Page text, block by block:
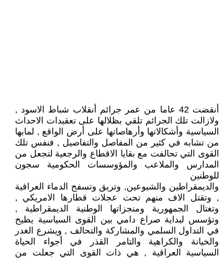
أنقضت 42 عاما من عمر جرائم أنقلاب شباط الاسود ,
ولازالت تلك الجرائم تلقي بظلالها على تعقيدات الاحداث
السياسية وأشكالاتها وأرهاصاتها على أرض الواقع , لمابها
من تشابه في كثير من المفاصل والتفاصيل , فنفس تلك
القوى التي تحالفت مع بقايا الاقطاع والرجعية لتجعل من
المدارس والملاعب والمؤوسسات الحكومية سجون
للوطنين
والديمقراطين والشيوعين, وتريق وتسفح الدماء العراقية
, وتقتل الاف منهم تحت عجلات قطارها الامريكي ,
وتغتال الجمهورية ومنجزاتها الوطنية الديمقراطية ,
وتؤسس لبداية صراع دامي بين القوى السياسية يطيح
في التداول السلمي والمشاركة والتحالف , ويشرع الغدر
والخيانة والكراهية والتامر القذر في أجواء الحياة
السياسية العراقية , هي ذات القوى التي جعلت من